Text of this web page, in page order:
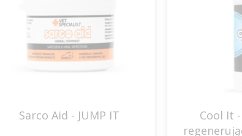
Sarco Aid - JUMP IT
Cool It